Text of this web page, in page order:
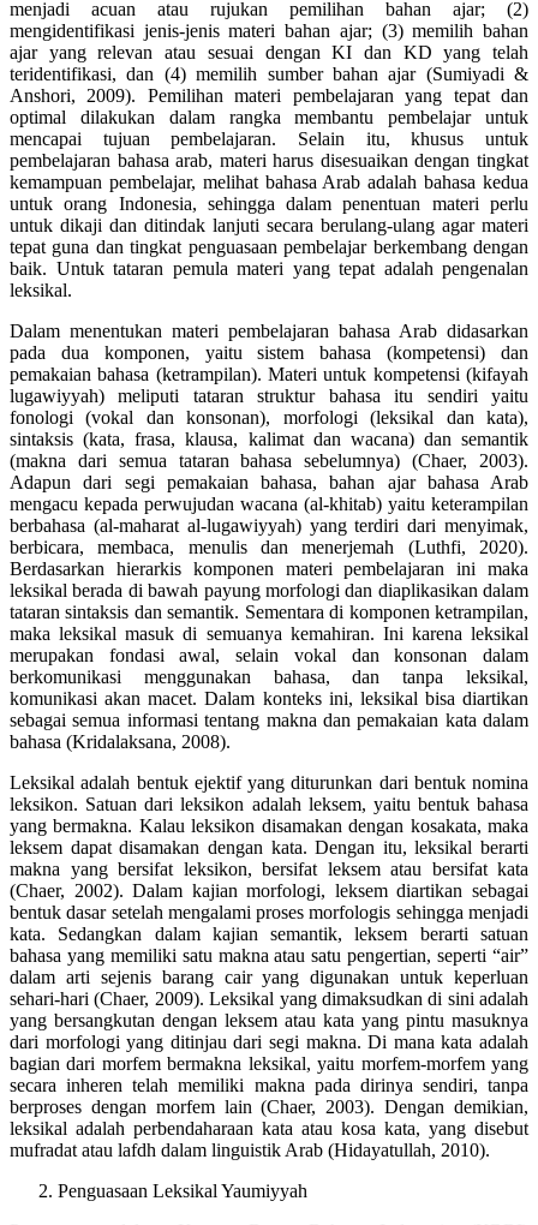
menjadi acuan atau rujukan pemilihan bahan ajar; (2)
mengidentifikasi jenis-jenis materi bahan ajar; (3) memilih bahan
ajar yang relevan atau sesuai dengan KI dan KD yang telah
teridentifikasi, dan (4) memilih sumber bahan ajar (Sumiyadi &
Anshori, 2009). Pemilihan materi pembelajaran yang tepat dan
optimal dilakukan dalam rangka membantu pembelajar untuk
mencapai tujuan pembelajaran. Selain itu, khusus untuk
pembelajaran bahasa arab, materi harus disesuaikan dengan tingkat
kemampuan pembelajar, melihat bahasa Arab adalah bahasa kedua
untuk orang Indonesia, sehingga dalam penentuan materi perlu
untuk dikaji dan ditindak lanjuti secara berulang-ulang agar materi
tepat guna dan tingkat penguasaan pembelajar berkembang dengan
baik. Untuk tataran pemula materi yang tepat adalah pengenalan
leksikal.
Dalam menentukan materi pembelajaran bahasa Arab didasarkan
pada dua komponen, yaitu sistem bahasa (kompetensi) dan
pemakaian bahasa (ketrampilan). Materi untuk kompetensi (kifayah
lugawiyyah) meliputi tataran struktur bahasa itu sendiri yaitu
fonologi (vokal dan konsonan), morfologi (leksikal dan kata),
sintaksis (kata, frasa, klausa, kalimat dan wacana) dan semantik
(makna dari semua tataran bahasa sebelumnya) (Chaer, 2003).
Adapun dari segi pemakaian bahasa, bahan ajar bahasa Arab
mengacu kepada perwujudan wacana (al-khitab) yaitu keterampilan
berbahasa (al-maharat al-lugawiyyah) yang terdiri dari menyimak,
berbicara, membaca, menulis dan menerjemah (Luthfi, 2020).
Berdasarkan hierarkis komponen materi pembelajaran ini maka
leksikal berada di bawah payung morfologi dan diaplikasikan dalam
tataran sintaksis dan semantik. Sementara di komponen ketrampilan,
maka leksikal masuk di semuanya kemahiran. Ini karena leksikal
merupakan fondasi awal, selain vokal dan konsonan dalam
berkomunikasi menggunakan bahasa, dan tanpa leksikal,
komunikasi akan macet. Dalam konteks ini, leksikal bisa diartikan
sebagai semua informasi tentang makna dan pemakaian kata dalam
bahasa (Kridalaksana, 2008).
Leksikal adalah bentuk ejektif yang diturunkan dari bentuk nomina
leksikon. Satuan dari leksikon adalah leksem, yaitu bentuk bahasa
yang bermakna. Kalau leksikon disamakan dengan kosakata, maka
leksem dapat disamakan dengan kata. Dengan itu, leksikal berarti
makna yang bersifat leksikon, bersifat leksem atau bersifat kata
(Chaer, 2002). Dalam kajian morfologi, leksem diartikan sebagai
bentuk dasar setelah mengalami proses morfologis sehingga menjadi
kata. Sedangkan dalam kajian semantik, leksem berarti satuan
bahasa yang memiliki satu makna atau satu pengertian, seperti “air”
dalam arti sejenis barang cair yang digunakan untuk keperluan
sehari-hari (Chaer, 2009). Leksikal yang dimaksudkan di sini adalah
yang bersangkutan dengan leksem atau kata yang pintu masuknya
dari morfologi yang ditinjau dari segi makna. Di mana kata adalah
bagian dari morfem bermakna leksikal, yaitu morfem-morfem yang
secara inheren telah memiliki makna pada dirinya sendiri, tanpa
berproses dengan morfem lain (Chaer, 2003). Dengan demikian,
leksikal adalah perbendaharaan kata atau kosa kata, yang disebut
mufradat atau lafdh dalam linguistik Arab (Hidayatullah, 2010).
Penguasaan Leksikal Yaumiyyah